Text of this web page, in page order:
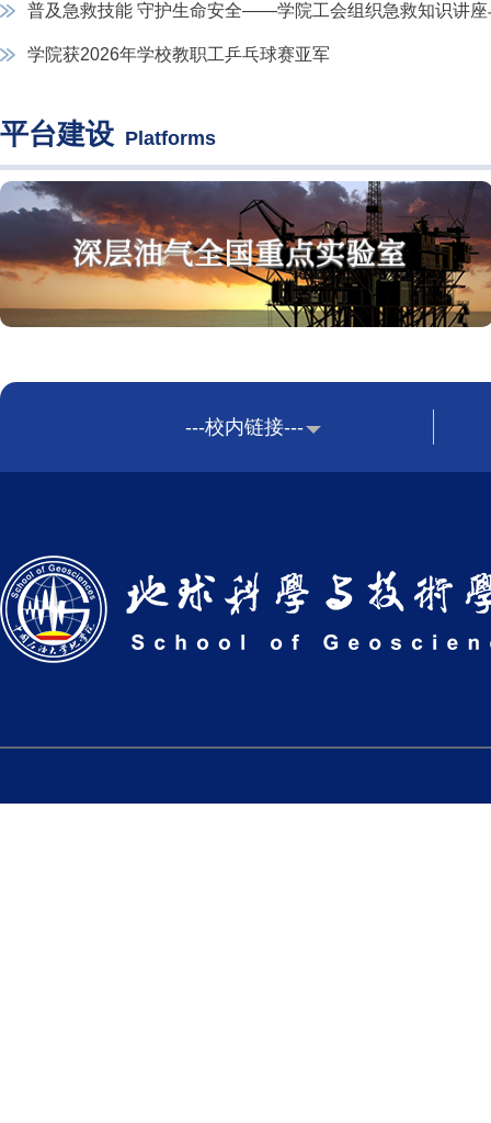
普及急救技能 守护生命安全——学院工会组织急救知识讲座
学院获2026年学校教职工乒乓球赛亚军
平台建设 Platforms
---校内链接---